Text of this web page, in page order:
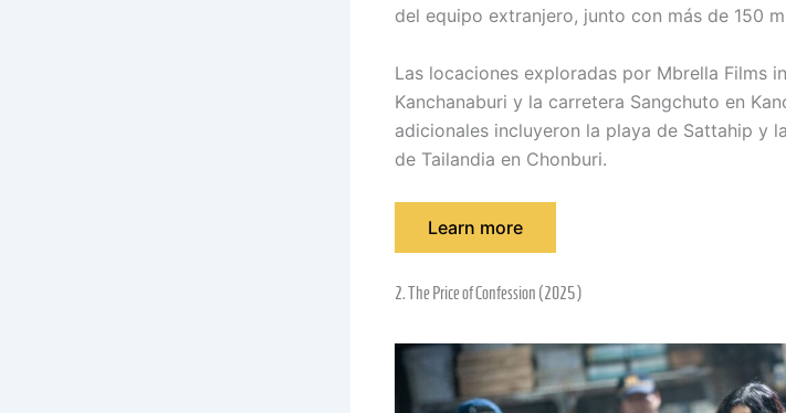
del equipo extranjero, junto con más de 150
Las locaciones exploradas por Mbrella Films
Kanchanaburi y la carretera Sangchuto en
adicionales incluyeron la playa de Sattahip y
de Tailandia en Chonburi.
Learn more
2. The Price of Confession (2025)